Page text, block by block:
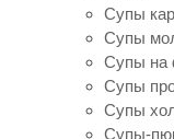
Супы
Супы
Супы на
Супы
Супы
Супы-